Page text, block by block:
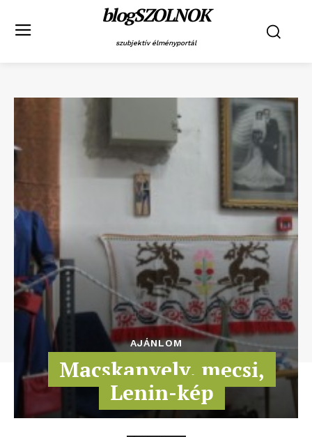
blogSZOLNOK
szubjektív élményportál
AJÁNLOM
Macskanyelv, mecsi,
Lenin-kép